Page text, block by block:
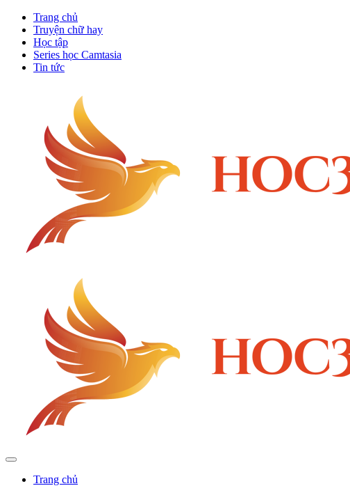
Trang chủ
Truyện chữ hay
Học tập
Series học Camtasia
Tin tức
Trang chủ